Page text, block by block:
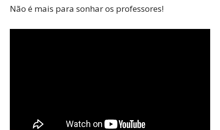
Não é mais para sonhar os professores!